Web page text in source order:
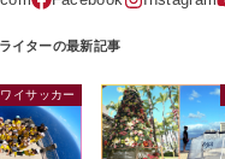
イサッカー